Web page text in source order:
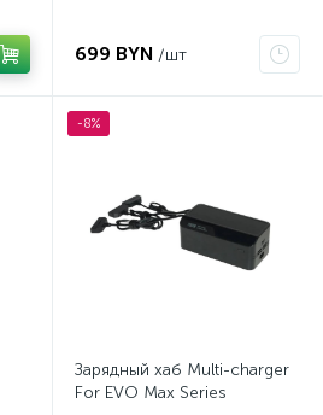
699 BYN /шт
-8%
Зарядный хаб Multi-charger
For EVO Max Series